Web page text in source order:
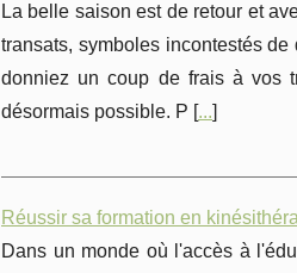
La belle saison est de retour et
transats, symboles incontestés
donniez un coup de frais à vos
désormais possible. P [...]
Réussir sa formation en
Dans un monde où l'accès à